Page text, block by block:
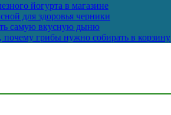
йогурта в магазине
для здоровья черники
самую вкусную дыню
грибы нужно собирать в корзину